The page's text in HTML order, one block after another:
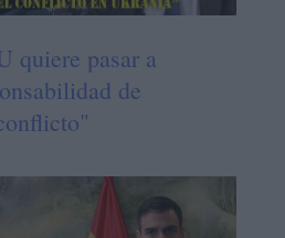
quiere pasar a
de